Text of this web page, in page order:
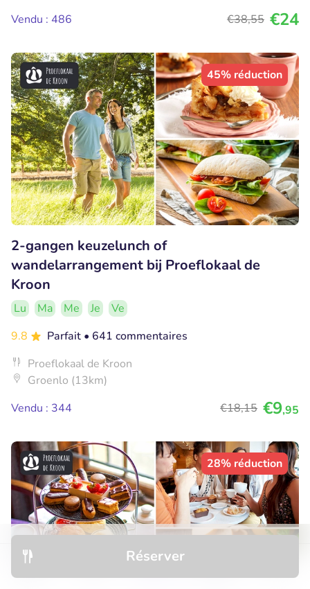
Réserver
Vendu : 486
€38,55 €24
45% réduction
2-gangen keuzelunch of
wandelarrangement bij Proeflokaal de
Kroon
Lu Ma Me Je
Ve
9.8
Parfait • 641 commentaires
Proeflokaal de Kroon
Groenlo (13km)
Vendu : 344
€18,15 €9,95
28% réduction